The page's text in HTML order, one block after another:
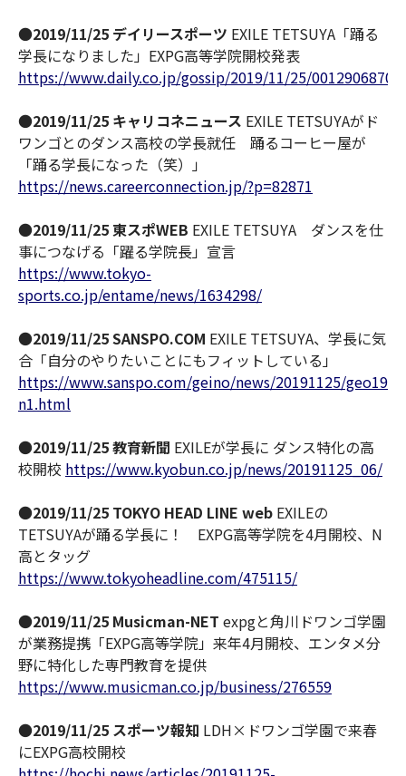
●2019/11/25 デイリースポーツ EXILE TETSUYA「踊る
学長になりました」EXPG高等学院開校発表
https://www.daily.co.jp/gossip/2019/11/25/
●2019/11/25 キャリコネニュース EXILE TETSUYAがド
ワンゴとのダンス高校の学長就任 踊るコーヒー屋が
「踊る学長になった（笑）」
https://news.careerconnection.jp/?p=82871
●2019/11/25 東スポWEB EXILE TETSUYA ダンスを仕
事につなげる「躍る学院長」宣言
https://www.tokyo-
sports.co.jp/entame/news/1634298/
●2019/11/25 SANSPO.COM EXILE TETSUYA、学長に気
合「自分のやりたいことにもフィットしている」
https://www.sanspo.com/geino/news/20191125/
n1.html
●2019/11/25 教育新聞 EXILEが学長に ダンス特化の高
校開校 https://www.kyobun.co.jp/news/20191125_06/
●2019/11/25 TOKYO HEAD LINE web EXILEの
TETSUYAが踊る学長に！ EXPG高等学院を4月開校、N
高とタッグ
https://www.tokyoheadline.com/475115/
●2019/11/25 Musicman-NET expgと角川ドワンゴ学園
が業務提携「EXPG高等学院」来年4月開校、エンタメ分
野に特化した専門教育を提供
https://www.musicman.co.jp/business/276559
●2019/11/25 スポーツ報知 LDH×ドワンゴ学園で来春
にEXPG高校開校